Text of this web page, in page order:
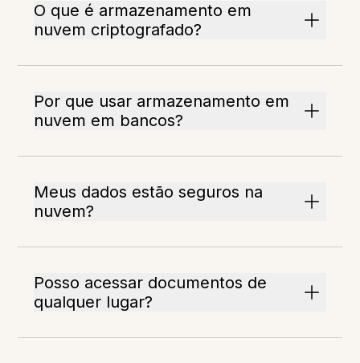
O que é armazenamento em
nuvem criptografado?
Por que usar armazenamento em
nuvem em bancos?
Meus dados estão seguros na
nuvem?
Posso acessar documentos de
qualquer lugar?